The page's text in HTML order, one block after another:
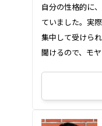
自分の性格的に
ていました。実
集中して受けら
聞けるので、モ